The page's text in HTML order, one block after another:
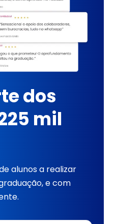
dos
mil
alunos a realizar
e com